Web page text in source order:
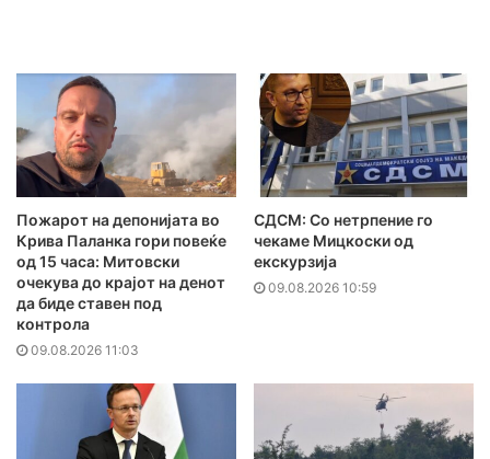
Пожарот на депонијата во
Крива Паланка гори повеќе
од 15 часа: Митовски
очекува до крајот на денот
да биде ставен под
контрола
09.08.2026 11:03
СДСМ: Со нетрпение го
чекаме Мицкоски од
екскурзија
09.08.2026 10:59